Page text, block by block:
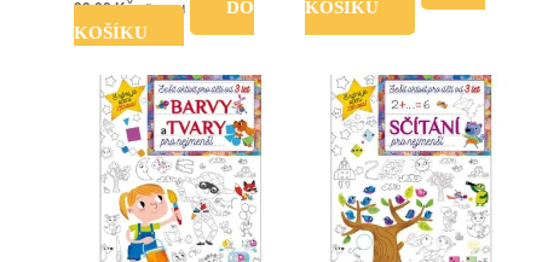
99,00Kč vč. DPH
DO
KOŠÍKU
KOŠÍKU